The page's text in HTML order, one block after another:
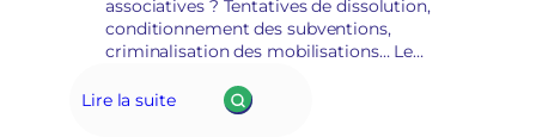
n
s
é
associatives ? Tentatives de dissolution,
conditionnement des subventions,
criminalisation des mobilisations… Les
aujourd’hui en première ligne. Mais au-
delà du constat, une question
Lire la suite